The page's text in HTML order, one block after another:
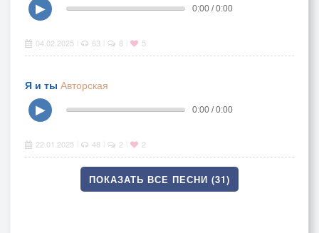
▶
0:00 / 0:00
04.02.2025 63 8 5
Я и ты Авторская
▶
0:00 / 0:00
22.01.2025 48 2 2
ПОКАЗАТЬ ВСЕ ПЕСНИ (31)